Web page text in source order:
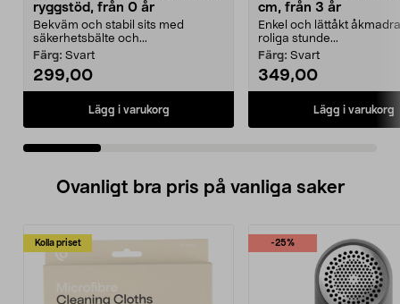
ryggstöd, från 0 år
Bekväm och stabil sits med
säkerhetsbälte och...
Färg: Svart
299,00
Lägg i varukorg
cm, från 3 år
Enkel och lättåkt
roliga stunde...
Färg: Svart
349,00
Lägg i varukorg
Ovanligt bra pris på vanliga saker
Kolla priset -25%